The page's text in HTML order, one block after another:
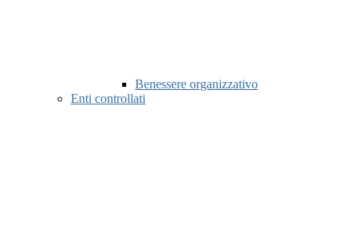
Benessere organizzativo
Enti controllati